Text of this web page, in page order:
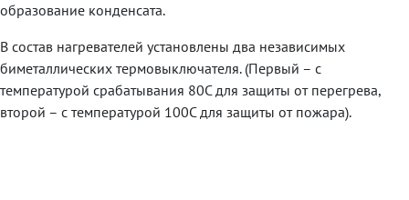
образование конденсата.
В состав нагревателей установлены два независимых
биметаллических термовыключателя. (Первый – с
температурой срабатывания 80С для защиты от перегрева,
второй – с температурой 100С для защиты от пожара).